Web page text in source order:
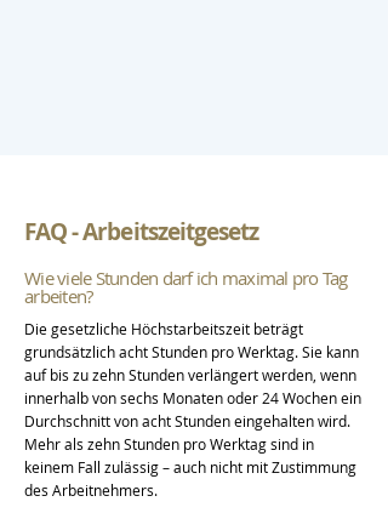
FAQ - Arbeitszeitgesetz
Wie viele Stunden darf ich maximal pro Tag
arbeiten?
Die gesetzliche Höchstarbeitszeit beträgt
grundsätzlich acht Stunden pro Werktag. Sie kann
auf bis zu zehn Stunden verlängert werden, wenn
innerhalb von sechs Monaten oder 24 Wochen ein
Durchschnitt von acht Stunden eingehalten wird.
Mehr als zehn Stunden pro Werktag sind in
keinem Fall zulässig – auch nicht mit Zustimmung
des Arbeitnehmers.